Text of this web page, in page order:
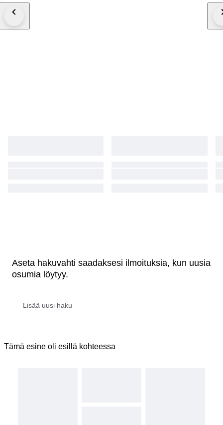
Aseta hakuvahti saadaksesi ilmoituksia, kun uusia
osumia löytyy.
Tämä esine oli esillä kohteessa